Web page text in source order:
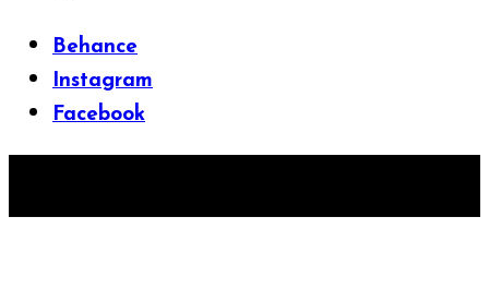
Behance
Instagram
Facebook